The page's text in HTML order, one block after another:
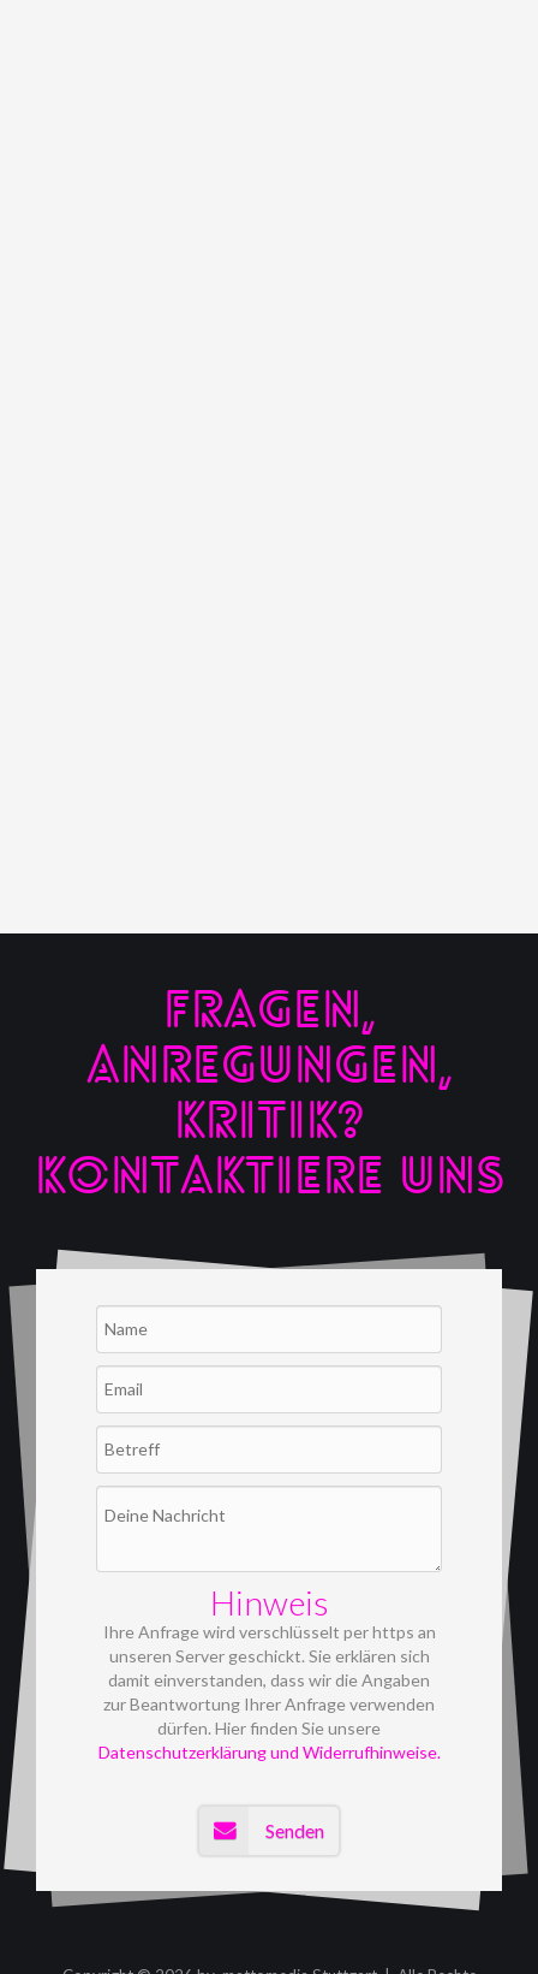
FRAGEN,
ANREGUNGEN,
KRITIK?
KONTAKTIERE UNS
Hinweis
Ihre Anfrage wird verschlüsselt per https an
unseren Server geschickt. Sie erklären sich
damit einverstanden, dass wir die Angaben
zur Beantwortung Ihrer Anfrage verwenden
dürfen. Hier finden Sie unsere
Datenschutzerklärung und Widerrufhinweise.
Senden